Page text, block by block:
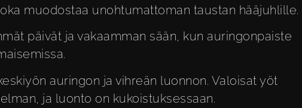
muodostaa unohtumattoman taustan hääjuhlille.
päivät ja vakaamman sään, kun auringonpaiste
auringon ja vihreän luonnon. Valoisat yöt
ja luonto on kukoistuksessaan.